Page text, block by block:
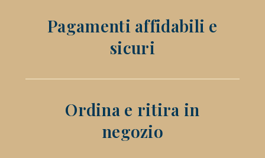
Pagamenti affidabili e
sicuri
Ordina e ritira in
negozio